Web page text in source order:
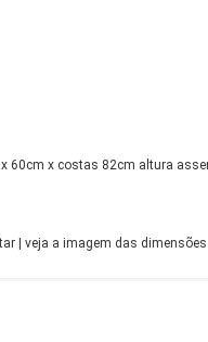
60cm x costas 82cm altura
| veja a imagem das